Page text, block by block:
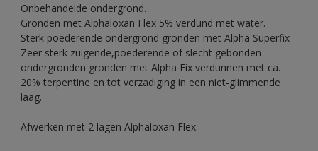
Onbehandelde ondergrond.
Gronden met Alphaloxan Flex 5% verdund met water.
Sterk poederende ondergrond gronden met Alpha Superfix
Zeer sterk zuigende,poederende of slecht gebonden
ondergronden gronden met Alpha Fix verdunnen met ca.
20% terpentine en tot verzadiging in een niet-glimmende
laag.
Afwerken met 2 lagen Alphaloxan Flex.